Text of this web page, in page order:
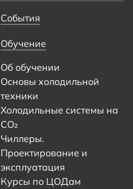
События
Обучение
Об обучении
Основы холодильной
техники
Холодильные системы на
CO₂
Чиллеры.
Проектирование и
эксплуатация
Курсы по ЦОДам